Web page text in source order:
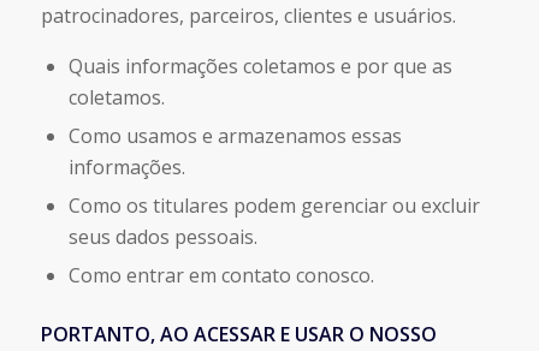
patrocinadores, parceiros, clientes e usuários.
Quais informações coletamos e por que as
coletamos.
Como usamos e armazenamos essas
informações.
Como os titulares podem gerenciar ou excluir
seus dados pessoais.
Como entrar em contato conosco.
PORTANTO, AO ACESSAR E USAR O NOSSO